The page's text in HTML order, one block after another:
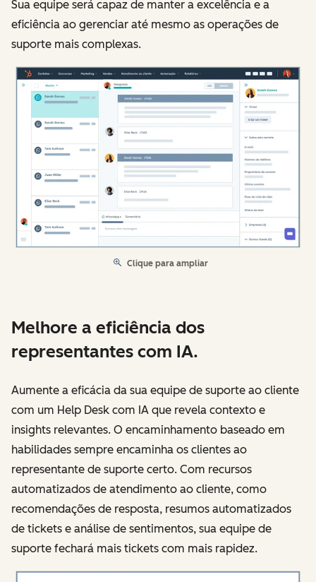
Sua equipe será capaz de manter a excelência e a
eficiência ao gerenciar até mesmo as operações de
suporte mais complexas.
Clique para ampliar
Melhore a eficiência dos
representantes com IA.
Aumente a eficácia da sua equipe de suporte ao cliente
com um Help Desk com IA que revela contexto e
insights relevantes. O encaminhamento baseado em
habilidades sempre encaminha os clientes ao
representante de suporte certo. Com recursos
automatizados de atendimento ao cliente, como
recomendações de resposta, resumos automatizados
de tickets e análise de sentimentos, sua equipe de
suporte fechará mais tickets com mais rapidez.